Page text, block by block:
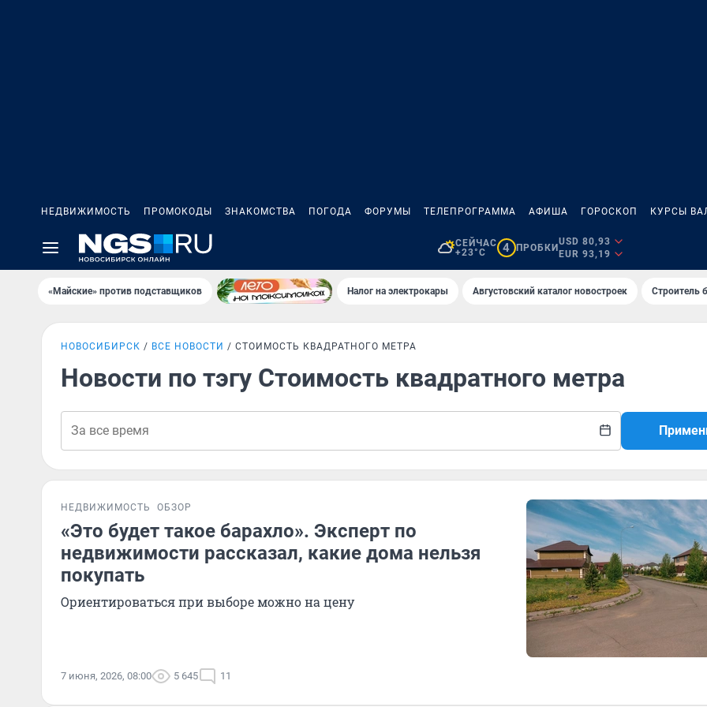
НЕДВИЖИМОСТЬ ПРОМОКОДЫ ЗНАКОМСТВА ПОГОДА ФОРУМЫ ТЕЛЕПРОГРАММА АФИША ГОРОСКОП КУРСЫ
СЕЙЧАС
+23°C
4 ПРОБКИ
USD 80,93
EUR 93,19
«Майские» против подставщиков Налог на электрокары Августовский каталог новостроек Строитель
НОВОСИБИРСК ВСЕ НОВОСТИ СТОИМОСТЬ КВАДРАТНОГО МЕТРА
Новости по тэгу Стоимость квадратного метра
НЕДВИЖИМОСТЬ ОБЗОР
«Это будет такое барахло». Эксперт по
недвижимости рассказал, какие дома нельзя
покупать
Ориентироваться при выборе можно на цену
7 июня, 2026, 08:00 5 645 11